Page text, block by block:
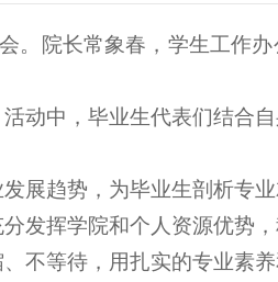
。院长常象春，学生工作
动中，毕业生代表们结合
展趋势，为毕业生剖析专
发挥学院和个人资源优势
不等待，用扎实的专业素